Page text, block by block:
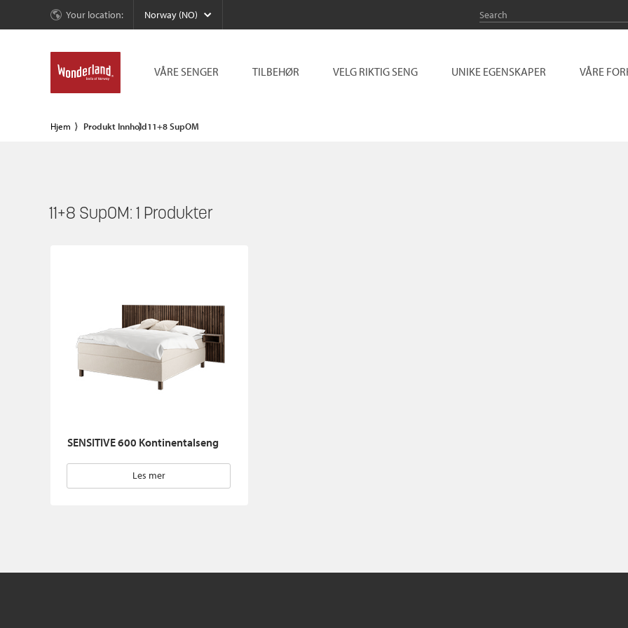
Your location: Norway (NO)
VÅRE SENGER TILBEHØR VELG RIKTIG SENG UNIKE EGENSKAPER VÅRE
Hjem Produkt Innhold11+8 SupOM
11+8 SupOM: 1 Produkter
SENSITIVE 600 Kontinentalseng
Les mer